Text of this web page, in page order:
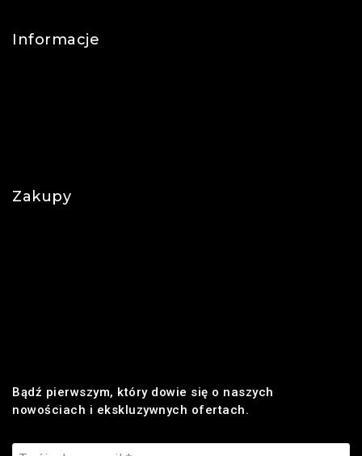
Informacje
Zakupy
Bądź pierwszym, który dowie się o naszych
nowościach i ekskluzywnych ofertach.